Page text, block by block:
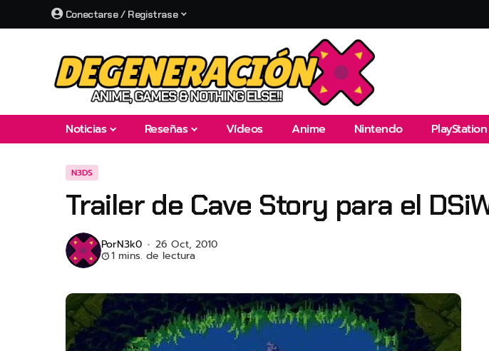
Conectarse / Registrase
Noticias Reseñas Vídeos Anime Nintendo PlayStation
N3DS
Trailer de Cave Story para el
PorN3k0 26 Oct, 2010
1 mins. de lectura